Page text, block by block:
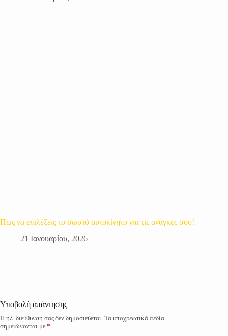
Πώς να επιλέξεις το σωστό αυτοκίνητο για τις ανάγκες σου!
21 Ιανουαρίου, 2026
Υποβολή απάντησης
Η ηλ. διεύθυνση σας δεν δημοσιεύεται. Τα υποχρεωτικά πεδία
σημειώνονται με *